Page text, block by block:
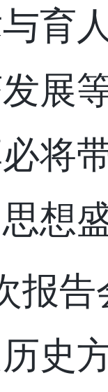
育
展
将
想
报
史